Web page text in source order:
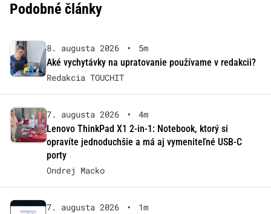
Podobné články
8. augusta 2026 •
5m
Aké vychytávky na upratovanie používame v redakcii?
Redakcia TOUCHIT
7. augusta 2026 •
4m
Lenovo ThinkPad X1 2-in-1: Notebook, ktorý si
opravíte jednoduchšie a má aj vymeniteľné USB-C
porty
Ondrej Macko
7. augusta 2026 •
1m